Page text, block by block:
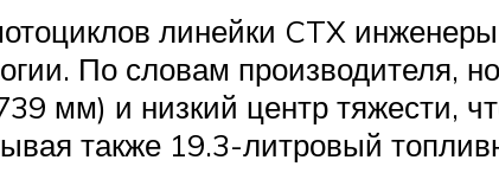
линейки CTX
По словам производителя,
мм) и низкий центр тяжести,
также 19.3-литровый